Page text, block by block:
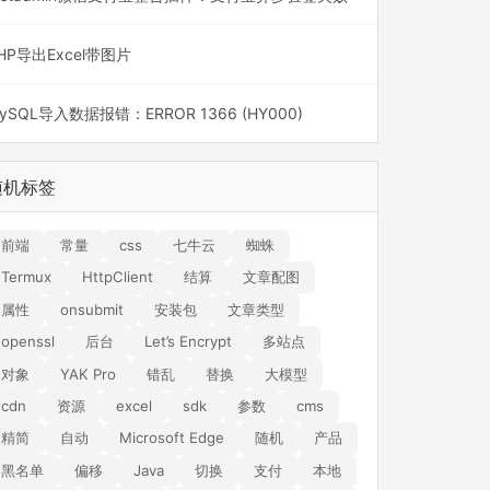
导出Excel带图片
导入数据报错：ERROR 1366 (HY000)
标签
前端 常量 css 七牛云
蜘蛛
Termux
HttpClient 结算
文章配图
属性
onsubmit 安装包
文章类型
openssl
后台 Let’s Encrypt
多站点
对象
YAK Pro 错乱 替换
大模型
cdn
资源 excel sdk 参数
cms
精简
自动 Microsoft Edge 随机
产品
黑名单
偏移 Java 切换 支付 本地